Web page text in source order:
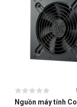
Nguồn máy tính